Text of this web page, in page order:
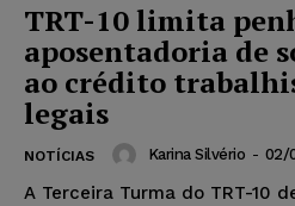
TRT-10 limita
aposentadoria de
ao crédito
legais
NOTÍCIAS Karina Silvério - 02/
A Terceira Turma do TRT-10